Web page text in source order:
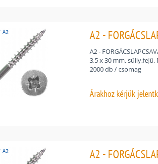
A2 -
A2 -
3,5 x 30 mm, sülly.fejű,
2000 db / csomag
Árakhoz kérjük
A2 -